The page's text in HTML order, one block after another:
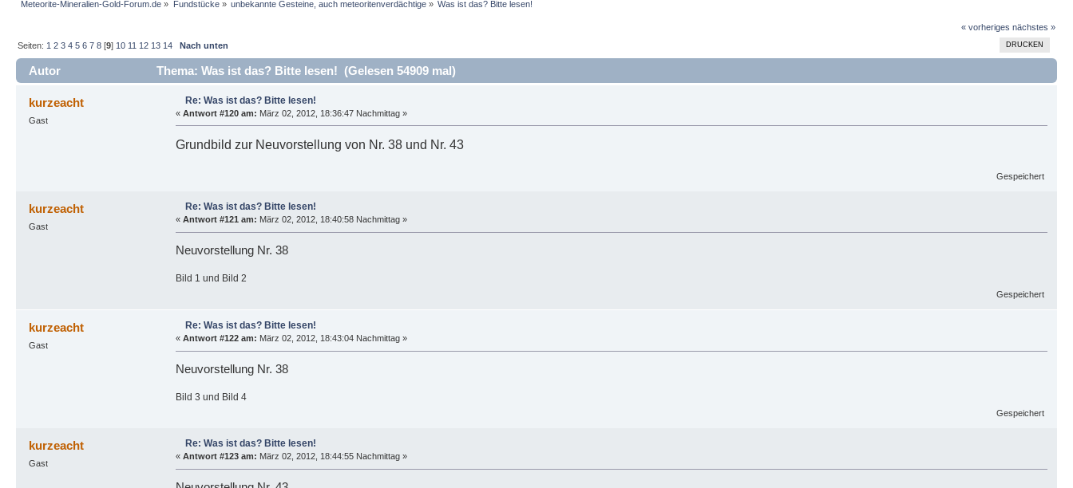
Meteorite-Mineralien-Gold-Forum.de » Fundstücke» unbekannte Gesteine, auch meteoritenverdächtige» Was ist das? Bitte lesen!
« vorheriges nächstes »
DRUCKEN
Seiten: 1 2 3 4 5 6 7 8 [9] 10 11 12 13 14 Nach unten
Autor Thema: Was ist das? Bitte lesen! (Gelesen 54909 mal)
kurzeacht
Gast
Re: Was ist das? Bitte lesen!
« Antwort #120 am: März 02, 2012, 18:36:47 Nachmittag »
Grundbild zur Neuvorstellung von Nr. 38 und Nr. 43
Gespeichert
kurzeacht
Gast
Re: Was ist das? Bitte lesen!
« Antwort #121 am: März 02, 2012, 18:40:58 Nachmittag »
Neuvorstellung Nr. 38
Bild 1 und Bild 2
Gespeichert
kurzeacht
Gast
Re: Was ist das? Bitte lesen!
« Antwort #122 am: März 02, 2012, 18:43:04 Nachmittag »
Neuvorstellung Nr. 38
Bild 3 und Bild 4
Gespeichert
kurzeacht
Gast
Re: Was ist das? Bitte lesen!
« Antwort #123 am: März 02, 2012, 18:44:55 Nachmittag »